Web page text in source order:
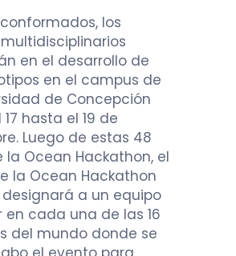
los
en el desarrollo de
en el campus de
de Concepción
hasta el 19 de
Luego de estas 48
la Ocean Hackathon, el
la Ocean Hackathon
a un equipo
cada una de las 16
del mundo donde se